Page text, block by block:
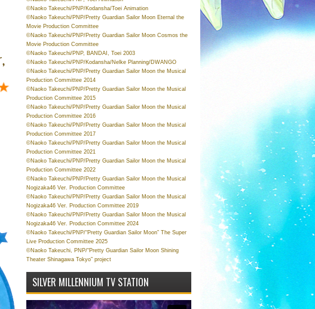
©Naoko Takeuchi/PNP/Kodansha/Toei Animation
©Naoko Takeuchi/PNP/Pretty Guardian Sailor Moon Eternal the
Movie Production Committee
©Naoko Takeuchi/PNP/Pretty Guardian Sailor Moon Cosmos the
Movie Production Committee
©Naoko Takeuchi/PNP, BANDAI, Toei 2003
©Naoko Takeuchi/PNP/Kodansha/Nelke Planning/DWANGO
©Naoko Takeuchi/PNP/Pretty Guardian Sailor Moon the Musical
Production Committee 2014
©Naoko Takeuchi/PNP/Pretty Guardian Sailor Moon the Musical
Production Committee 2015
©Naoko Takeuchi/PNP/Pretty Guardian Sailor Moon the Musical
Production Committee 2016
©Naoko Takeuchi/PNP/Pretty Guardian Sailor Moon the Musical
Production Committee 2017
©Naoko Takeuchi/PNP/Pretty Guardian Sailor Moon the Musical
Production Committee 2021
©Naoko Takeuchi/PNP/Pretty Guardian Sailor Moon the Musical
Production Committee 2022
©Naoko Takeuchi/PNP/Pretty Guardian Sailor Moon the Musical
Nogizaka46 Ver. Production Committee
©Naoko Takeuchi/PNP/Pretty Guardian Sailor Moon the Musical
Nogizaka46 Ver. Production Committee 2019
©Naoko Takeuchi/PNP/Pretty Guardian Sailor Moon the Musical
Nogizaka46 Ver. Production Committee 2024
©Naoko Takeuchi/PNP/“Pretty Guardian Sailor Moon” The Super
Live Production Committee 2025
©Naoko Takeuchi, PNP/“Pretty Guardian Sailor Moon Shining
Theater Shinagawa Tokyo” project
SILVER MILLENNIUM TV STATION